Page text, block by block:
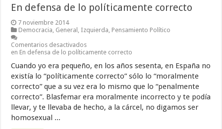
En defensa de lo políticamente correcto
7 noviembre 2014
Democracia, General , Izquierda, Pensamiento Político
Comentarios desactivados
en En defensa de lo políticamente correcto
Cuando yo era pequeño, en los años sesenta, en España no
existía lo “políticamente correcto” sólo lo “moralmente
correcto” que a su vez era lo mismo que lo “penalmente
correcto”. Blasfemar era moralmente incorrecto y te podía
llevar, y te llevaba de hecho, a la cárcel, no digamos ser
homosexual ...